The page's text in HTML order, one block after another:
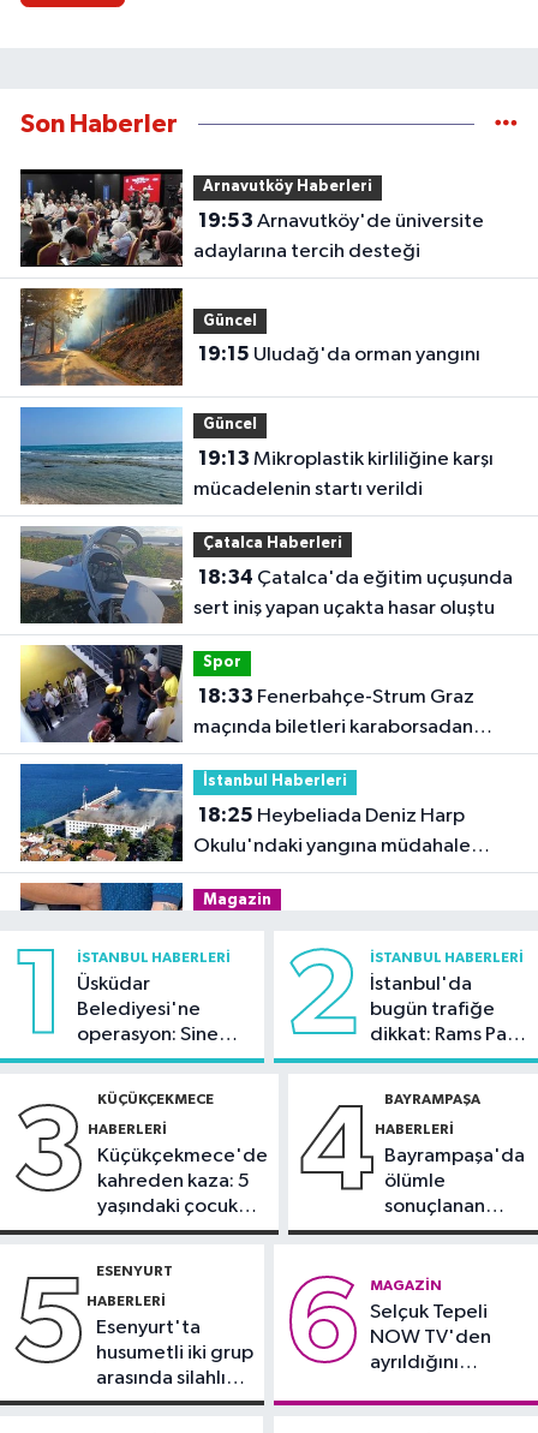
Son Haberler
Arnavutköy Haberleri
19:53
adaylarına tercih desteği
Güncel
19:15 Uludağ'da orman yangını
Güncel
19:13
mücadelenin startı verildi
Çatalca Haberleri
18:34
sert iniş yapan uçakta hasar oluştu
Spor
18:33
maçında biletleri karaborsadan
satan 2 şüpheli tutuklandı
İstanbul Haberleri
18:25
Okulu'ndaki yangına müdahale
sürüyor
Magazin
serbest bırakıldı
hayatını kaybetti
İstanbul Haberleri
17:00
Caddebostan Sahili'ne akın etti
Yalova Demirleme Sahası'na alındı
1 İSTANBUL HABERLERI
Üsküdar
Belediyesi'ne
operasyon: Sinem
Dedetaş'a
2 İSTANBUL HABERLERI
İstanbul'da
bugün trafiğe
dikkat: Rams Park
çevresinde bazı
3 KÜÇÜKÇEKMECE
HABERLERI
Küçükçekmece'de
kahreden kaza: 5
yaşındaki çocuk
yoğun bakımda
4 BAYRAMPAŞA
HABERLERI
Bayrampaşa'da
ölümle
sonuçlanan
kaza: Sürücü
5 ESENYURT
HABERLERI
Esenyurt'ta
husumetli iki grup
arasında silahlı
kavga
6 MAGAZIN
Selçuk Tepeli
NOW TV'den
ayrıldığını